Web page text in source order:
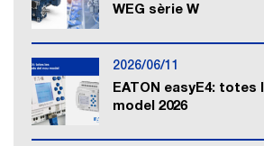
WEG sèrie W
2026/06/11
EATON easyE4:
model 2026